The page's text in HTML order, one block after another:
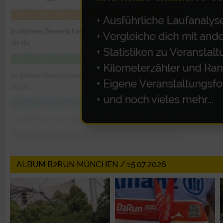
ALBUM B2RUN MÜNCHEN / 15.07.2026
IAB-Besonderheiten:
Verwendung genauer Standortdaten
Geräte anhand von aktiv angeforderten Informationen
Funktional
Werbung